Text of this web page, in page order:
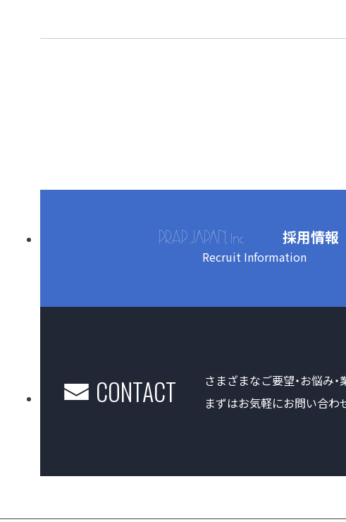
採用情報
Recruit Information
CONTACT
さまざまなご要望・お悩み・
まずはお気軽にお問い合わ